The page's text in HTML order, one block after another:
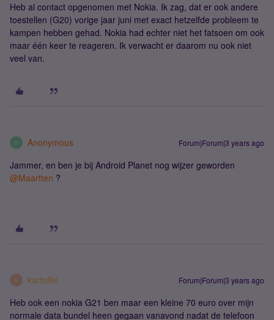
Heb al contact opgenomen met Nokia. Ik zag, dat er ook andere
toestellen (G20) vorige jaar juni met exact hetzelfde probleem te
kampen hebben gehad. Nokia had echter niet het fatsoen om ook
maar één keer te reageren. Ik verwacht er daarom nu ook niet
veel van.
A Anonymous Forum|Forum|3 years ago
Jammer, en ben je bij Android Planet nog wijzer geworden
@Maartten ?
K kartoffel Forum|Forum|3 years ago
Heb ook een nokia G21 ben maar een kleine 70 euro over mijn
normale data bundel heen gegaan vanavond nadat de telefoon